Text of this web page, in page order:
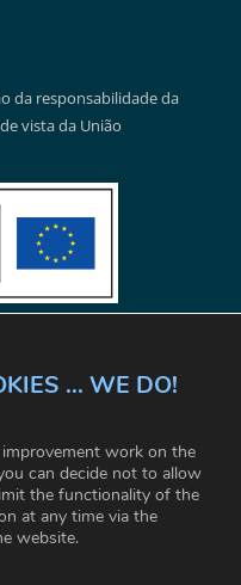
da responsabilidade da
vista da União
FACTOS REAIS
FAQ
COOKIE
... WE DO!
work on the
can decide not to allow
the functionality of the
at any time via the
website.